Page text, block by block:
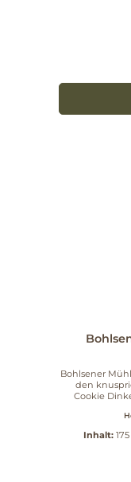
Bohlsener Mühle
den
Cookie
aus der
Cookies
der Inhalt: